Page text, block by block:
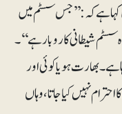
ہے کہ: ’’جس سسٹم میں
سسٹم شیطانی کاروبار ہے‘‘۔
۔ بھارت ہو یا کوئی اور
نہیں کیا جاتا، وہاں